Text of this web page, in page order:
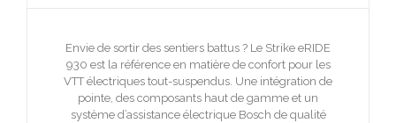
Envie de sortir des sentiers battus ? Le Strike eRIDE
930 est la référence en matière de confort pour les
VTT électriques tout-suspendus. Une intégration de
pointe, des composants haut de gamme et un
système d’assistance électrique Bosch de qualité